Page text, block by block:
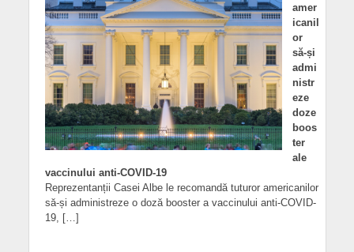
amer
icanil
or
să-și
admi
nistr
eze
doze
boos
ter
ale
vaccinului anti-COVID-19
Reprezentanții Casei Albe le recomandă tuturor americanilor
să-și administreze o doză booster a vaccinului anti-COVID-
19, […]